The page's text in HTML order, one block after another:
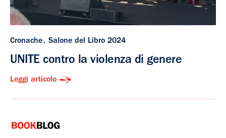
Cronache Salone del Libro 2024
UNITE contro la violenza di genere
Leggi articolo